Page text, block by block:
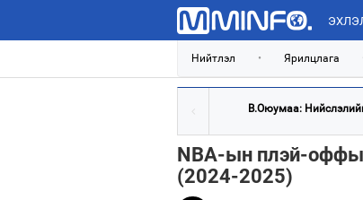
Нийтлэл • Ярилцлага
В.Оюумаа:
NBA-ын плэй-
(2024-2025)